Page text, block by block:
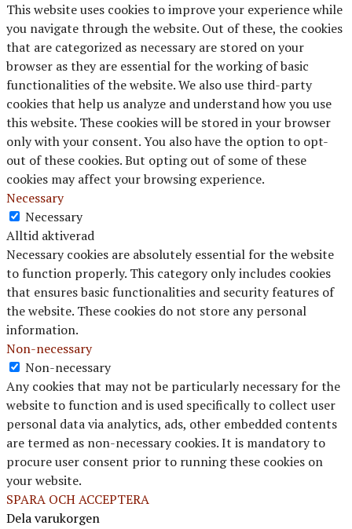
This website uses cookies to improve your experience while
you navigate through the website. Out of these, the cookies
that are categorized as necessary are stored on your
browser as they are essential for the working of basic
functionalities of the website. We also use third-party
cookies that help us analyze and understand how you use
this website. These cookies will be stored in your browser
only with your consent. You also have the option to opt-
out of these cookies. But opting out of some of these
cookies may affect your browsing experience.
Necessary
Necessary
Alltid aktiverad
Necessary cookies are absolutely essential for the website
to function properly. This category only includes cookies
that ensures basic functionalities and security features of
the website. These cookies do not store any personal
information.
Non-necessary
Non-necessary
Any cookies that may not be particularly necessary for the
website to function and is used specifically to collect user
personal data via analytics, ads, other embedded contents
are termed as non-necessary cookies. It is mandatory to
procure user consent prior to running these cookies on
your website.
SPARA OCH ACCEPTERA
Dela varukorgen